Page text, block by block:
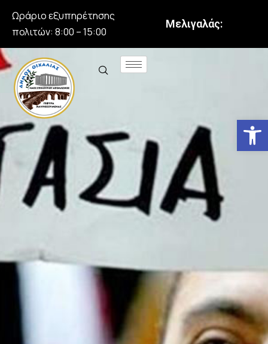
Ωράριο εξυπηρέτησης
πολιτών: 8:00 – 15:00
Μελιγαλάς: